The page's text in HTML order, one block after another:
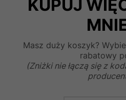
KUPUJ
Masz duży koszyk?
rabatowy
(Zniżki nie łączą się z